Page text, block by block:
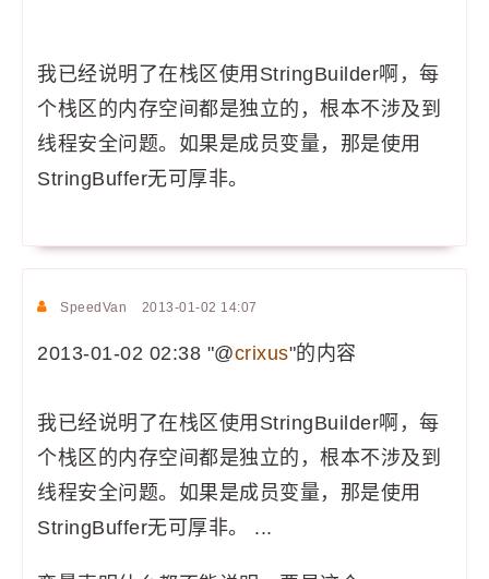
我已经说明了在栈区使用StringBuilder啊，每
个栈区的内存空间都是独立的，根本不涉及到
线程安全问题。如果是成员变量，那是使用
StringBuffer无可厚非。
SpeedVan 2013-01-02 14:07
2013-01-02 02:38 "@crixus"的内容
我已经说明了在栈区使用StringBuilder啊，每
个栈区的内存空间都是独立的，根本不涉及到
线程安全问题。如果是成员变量，那是使用
StringBuffer无可厚非。 ...